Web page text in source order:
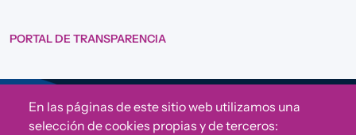
PORTAL DE TRANSPARENCIA
Sigue a Comunidad CONVIVE
En las páginas de este sitio web utilizamos una
selección de cookies propias y de terceros: